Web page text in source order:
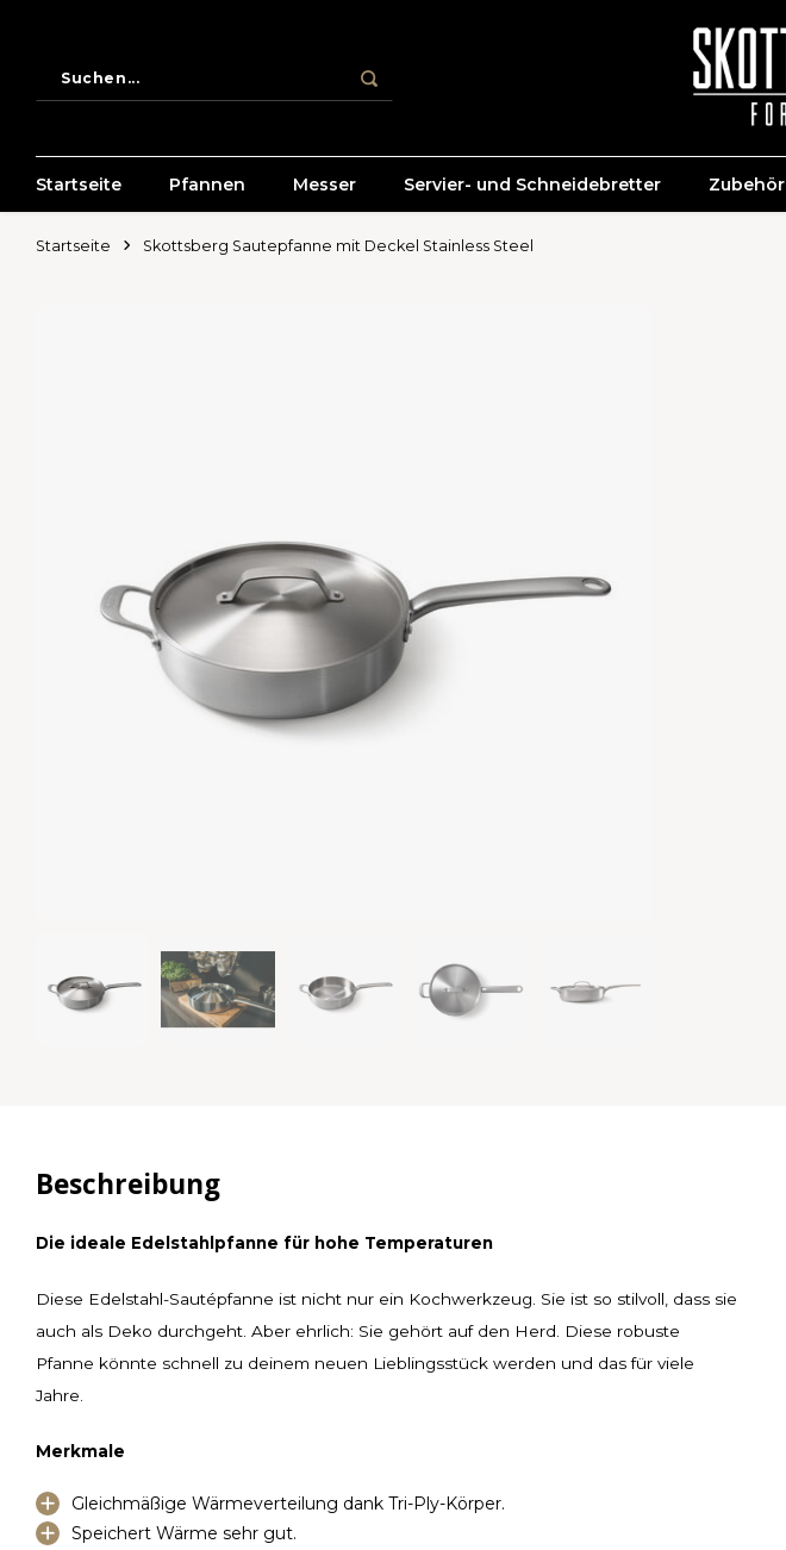
Startseite Pfannen Messer Servier- und Schneidebretter Zubehör
Startseite Skottsberg Sautepfanne mit Deckel Stainless Steel
Beschreibung
Die ideale Edelstahlpfanne für hohe Temperaturen
Diese Edelstahl-Sautépfanne ist nicht nur ein Kochwerkzeug. Sie ist so stilvoll, dass sie
auch als Deko durchgeht. Aber ehrlich: Sie gehört auf den Herd. Diese robuste
Pfanne könnte schnell zu deinem neuen Lieblingsstück werden und das für viele
Jahre.
Merkmale
Gleichmäßige Wärmeverteilung dank Tri-Ply-Körper.
Speichert Wärme sehr gut.